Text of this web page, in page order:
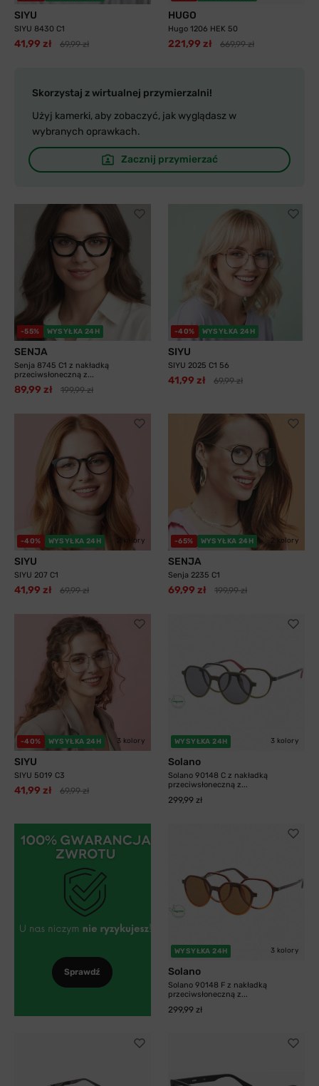
SIYU
SIYU 8430 C1
41,99 zł 69,99 zł
Skorzystaj z wirtualnej przymierzalni!
Użyj kamerki, aby zobaczyć, jak wyglądasz w
wybranych oprawkach.
Zacznij przymierzać
HUGO
Hugo 1206 HEK 50
221,99 zł 669,99 zł
-55% WYSYŁKA 24H
SENJA
Senja 8745 C1 z nakładką
przeciwsłoneczną z...
89,99 zł 199,99 zł
-40% WYSYŁKA 24H
SIYU
SIYU 2025 C1 56
41,99 zł 69,99 zł
-40% WYSYŁKA 24H 2 kolory
SIYU
SIYU 207 C1
41,99 zł 69,99 zł
-65% WYSYŁKA 24H 2 kolory
SENJA
Senja 2235 C1
69,99 zł 199,99 zł
-40% WYSYŁKA 24H 3 kolory
SIYU
SIYU 5019 C3
41,99 zł 69,99 zł
WYSYŁKA 24H 3 kolory
Solano
Solano 90148 C z nakładką
przeciwsłoneczną z...
299,99 zł
Sprawdź
WYSYŁKA 24H 3 kolory
Solano
Solano 90148 F z nakładką
przeciwsłoneczną z...
299,99 zł